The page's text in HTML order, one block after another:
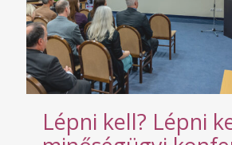
Lépni kell? Lépni